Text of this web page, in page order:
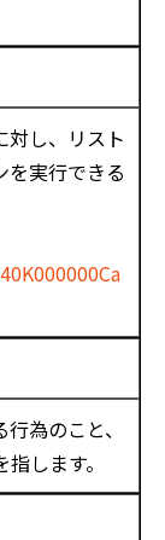
対し、リスト
を実行できる
為のこと、
します。